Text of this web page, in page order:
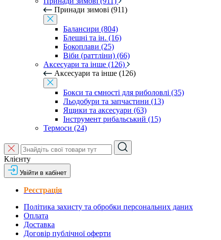
Принади зимові (911)
Балансири (804)
Блешні та ін. (16)
Бокоплави (25)
Віби (раттліни) (66)
Аксесуари та інше (126)
Аксесуари та інше (126)
Бокси та ємності для риболовлі (35)
Льодобури та запчастини (13)
Ящики та аксесуари (63)
Інструмент рибальський (15)
Термоси (24)
Клієнту
Увійти в кабінет
Реєстрація
Політика захисту та обробки персональних даних
Оплата
Доставка
Договір публічної оферти